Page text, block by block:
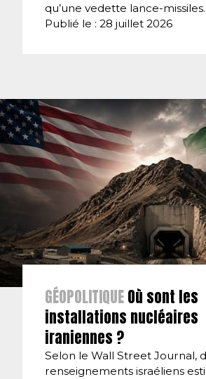
qu’une vedette lance-
Publié le : 28 juillet 2026
GÉOPOLITIQUEOù sont les
installations nucléaires
iraniennes ?
Selon le Wall Street Journal,
renseignements israéliens